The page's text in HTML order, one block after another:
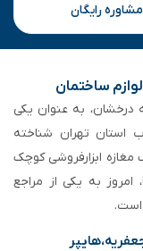
مشاوره رایگان
ساختمان
با بیش از ۵۰ سال سابقه‌ درخشان، به عنوان یکی
استان تهران شناخته
ابزارفروشی کوچک
امروز به یکی از مراجع